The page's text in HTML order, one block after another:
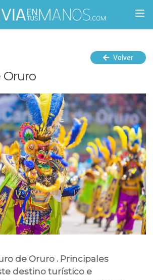
Volver
Oruro
de Oruro . Principales
destino turístico e